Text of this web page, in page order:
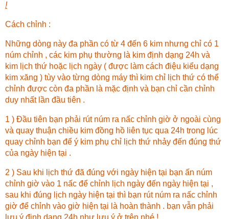
!
Cách chỉnh :
Những dòng này đa phần có từ 4 đến 6 kim nhưng chỉ có 1
núm chỉnh , các kim phụ thường là kim định dạng 24h và
kim lịch thứ hoặc lịch ngày ( được làm cách điệu kiểu dạng
kim xăng ) tùy vào từng dòng máy thì kim chỉ lịch thứ có thể
chỉnh được còn đa phần là mặc định và bạn chỉ cần chỉnh
duy nhất lần đầu tiên .
1 ) Đầu tiên bạn phải rút núm ra nấc chỉnh giờ ở ngoài cùng
và quay thuận chiều kim đồng hồ liên tục qua 24h trong lúc
quay chỉnh bạn để ý kim phụ chỉ lịch thứ nhảy đến đúng thứ
của ngày hiện tại .
2 ) Sau khi lịch thứ đã đúng với ngày hiện tại bạn ấn núm
chỉnh giờ vào 1 nấc để chỉnh lịch ngày đến ngày hiện tại ,
sau khi đúng lịch ngày hiện tại thì bạn rút núm ra nấc chỉnh
giờ để chỉnh vào giờ hiện tại là hoàn thành . bạn vẫn phải